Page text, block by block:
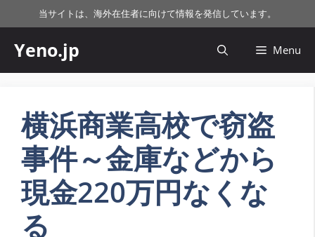
ン
ツ
当サイトは、海外在住者に向けて情報を発信しています。
Yeno.jp Menu
横浜商業高校で窃盗
事件～金庫などから
現金220万円なくな
る